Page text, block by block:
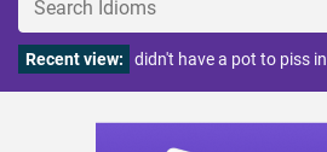
Recent view: didn't have a pot to piss in